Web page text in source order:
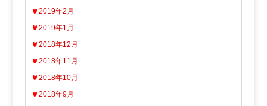
2019年2月
2019年1月
2018年12月
2018年11月
2018年10月
2018年9月